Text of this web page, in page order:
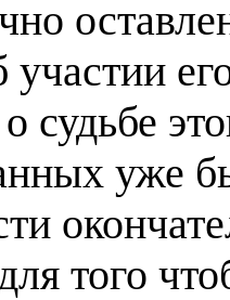
участии
судьбе
уже
того